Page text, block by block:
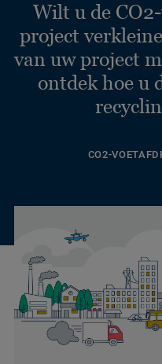
Wilt u de
project
van uw project
ontdek hoe u
CO2-